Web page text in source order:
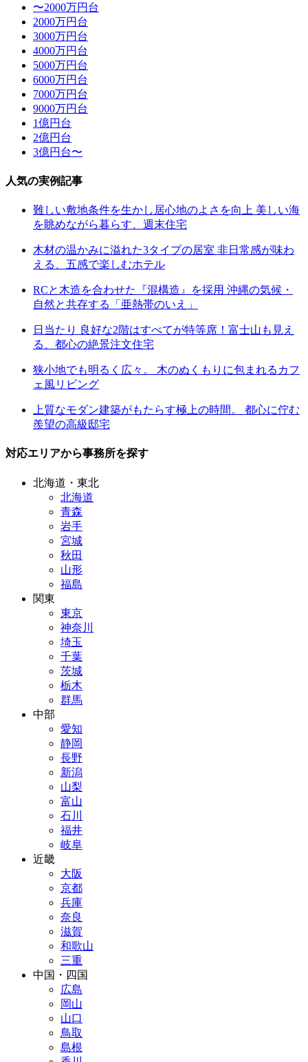
〜2000万円台
2000万円台
3000万円台
4000万円台
5000万円台
6000万円台
7000万円台
9000万円台
1億円台
2億円台
3億円台〜
人気の実例記事
難しい敷地条件を生かし居心地のよさを向上 美しい海
を眺めながら暮らす、週末住宅
木材の温かみに溢れた3タイプの居室 非日常感が味わ
える、五感で楽しむホテル
RCと木造を合わせた『混構造』を採用 沖縄の気候・
自然と共存する「亜熱帯のいえ」
日当たり 良好な2階はすべてが特等席！富士山も見え
る、都心の絶景注文住宅
狭小地でも明るく広々。 木のぬくもりに包まれるカフ
ェ風リビング
上質なモダン建築がもたらす極上の時間。 都心に佇む
羨望の高級邸宅
対応エリアから事務所を探す
北海道・東北
北海道
青森
岩手
宮城
秋田
山形
福島
関東
東京
神奈川
埼玉
千葉
茨城
栃木
群馬
中部
愛知
静岡
長野
新潟
山梨
富山
石川
福井
岐阜
近畿
大阪
京都
兵庫
奈良
滋賀
和歌山
三重
中国・四国
広島
岡山
山口
鳥取
島根